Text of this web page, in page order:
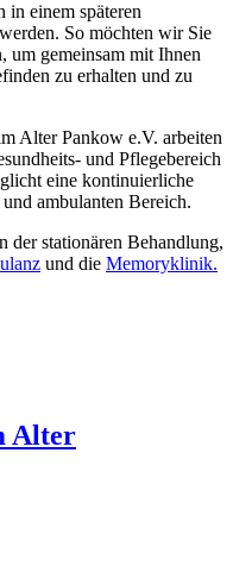
in einem späteren
So möchten wir Sie
um gemeinsam mit Ihnen
zu erhalten und zu
Alter Pankow e.V. arbeiten
und Pflegebereich
eine kontinuierliche
ambulanten Bereich.
der stationären Behandlung,
und die Memoryklinik.
Alter